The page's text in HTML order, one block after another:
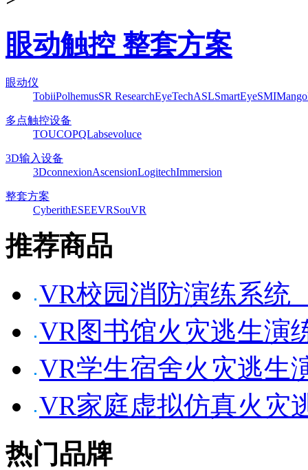
眼动触控 整套方案
眼动仪
TobiiPolhemusSR ResearchEyeTechASLSmartEyeSMI
多点触控设备
TOUCOPQLabsevoluce
3D输入设备
3DconnexionAscensionLogitechImmersion
整套方案
CyberithESEEVRSouVR
推荐商品
VR校园消防演练系统
VR图书馆火灾逃生演
VR学生宿舍火灾逃生
VR家庭虚拟仿真火灾
热门品牌